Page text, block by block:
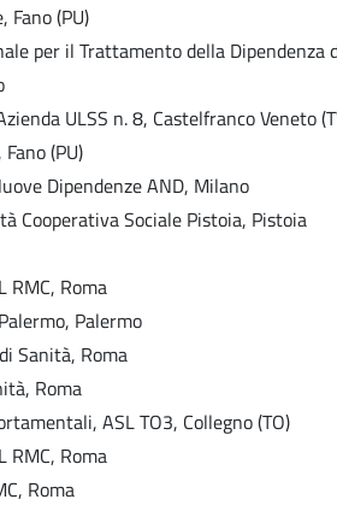
Fano (PU)
per il Trattamento della Dipendenza
ULSS n. 8, Castelfranco Veneto
(PU)
Dipendenze AND, Milano
Cooperativa Sociale Pistoia, Pistoia
RMC, Roma
Palermo
Sanità, Roma
Roma
ASL TO3, Collegno (TO)
RMC, Roma
Roma